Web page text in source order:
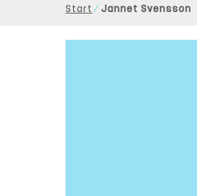
Start Jannet Svensson